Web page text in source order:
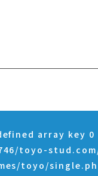
array key 0
toyo-
toyo/